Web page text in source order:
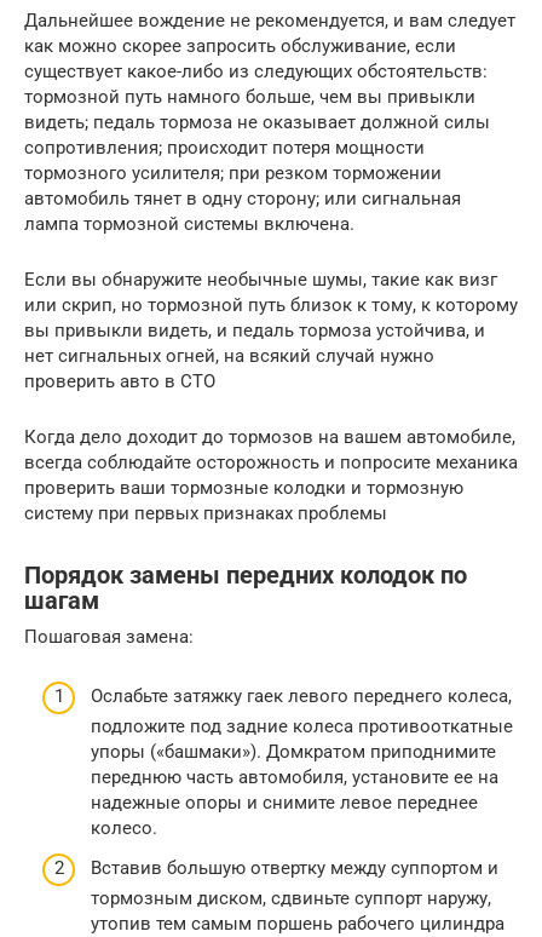
Дальнейшее вождение не рекомендуется, и вам следует
как можно скорее запросить обслуживание, если
существует какое-либо из следующих обстоятельств:
тормозной путь намного больше, чем вы привыкли
видеть; педаль тормоза не оказывает должной силы
сопротивления; происходит потеря мощности
тормозного усилителя; при резком торможении
автомобиль тянет в одну сторону; или сигнальная
лампа тормозной системы включена.
Если вы обнаружите необычные шумы, такие как визг
или скрип, но тормозной путь близок к тому, к которому
вы привыкли видеть, и педаль тормоза устойчива, и
нет сигнальных огней, на всякий случай нужно
проверить авто в СТО
Когда дело доходит до тормозов на вашем автомобиле,
всегда соблюдайте осторожность и попросите механика
проверить ваши тормозные колодки и тормозную
систему при первых признаках проблемы
Порядок замены передних колодок по
шагам
Пошаговая замена:
Ослабьте затяжку гаек левого переднего колеса,
подложите под задние колеса противооткатные
упоры («башмаки»). Домкратом приподнимите
переднюю часть автомобиля, установите ее на
надежные опоры и снимите левое переднее
колесо.
Вставив большую отвертку между суппортом и
тормозным диском, сдвиньте суппорт наружу,
утопив тем самым поршень рабочего цилиндра